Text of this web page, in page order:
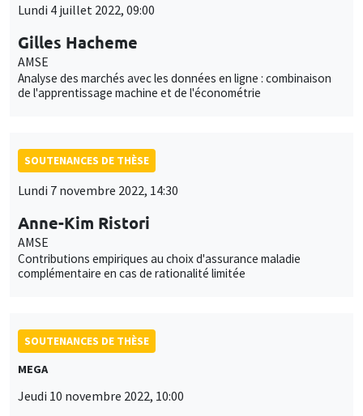
Lundi 4 juillet 2022, 09:00
Gilles Hacheme
AMSE
Analyse des marchés avec les données en ligne : combinaison
de l'apprentissage machine et de l'économétrie
SOUTENANCES DE THÈSE
Lundi 7 novembre 2022, 14:30
Anne-Kim Ristori
AMSE
Contributions empiriques au choix d'assurance maladie
complémentaire en cas de rationalité limitée
SOUTENANCES DE THÈSE
MEGA
Jeudi 10 novembre 2022, 10:00